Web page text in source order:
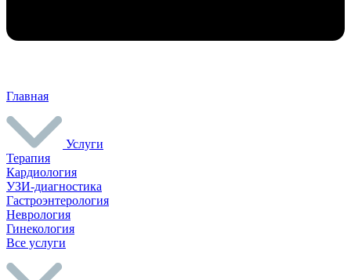
Главная
Услуги
Терапия
Кардиология
УЗИ-диагностика
Гастроэнтерология
Неврология
Гинекология
Все услуги